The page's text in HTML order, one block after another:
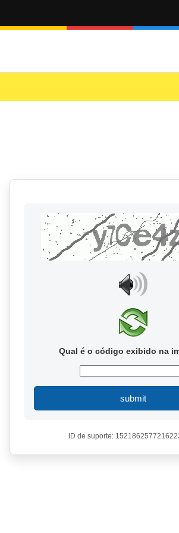
Qual é o código exibido na
submit
ID de suporte: